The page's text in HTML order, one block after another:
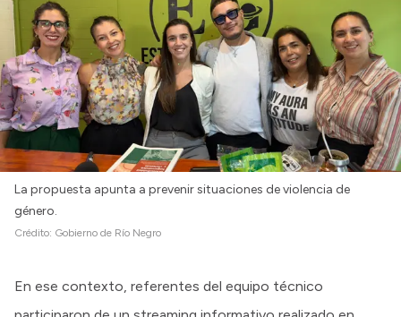
La propuesta apunta a prevenir situaciones de violencia de
género.
Crédito: Gobierno de Río Negro
En ese contexto, referentes del equipo técnico